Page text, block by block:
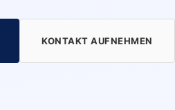
KONTAKT AUFNEHMEN